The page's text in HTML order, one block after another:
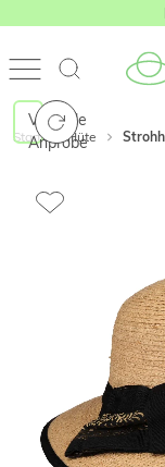
Start Hüte
Virtuelle
Anprobe